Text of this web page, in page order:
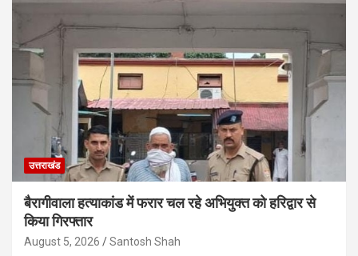
उत्तराखंड
बैरागीवाला हत्याकांड में फरार चल रहे अभियुक्त को हरिद्वार से
किया गिरफ्तार
August 5, 2026 Santosh Shah